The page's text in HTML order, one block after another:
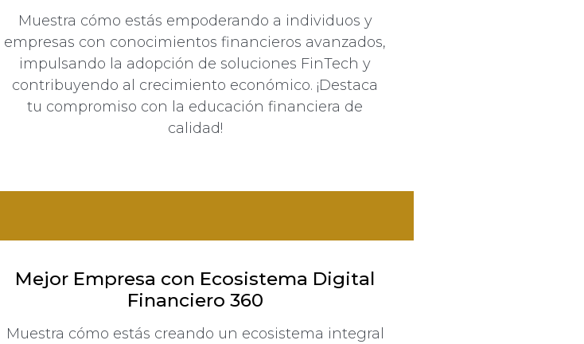
Muestra cómo estás empoderando a individuos y
empresas con conocimientos financieros avanzados,
impulsando la adopción de soluciones FinTech y
contribuyendo al crecimiento económico. ¡Destaca
tu compromiso con la educación financiera de
calidad!
Mejor Empresa con Ecosistema Digital
Financiero 360
Muestra cómo estás creando un ecosistema integral